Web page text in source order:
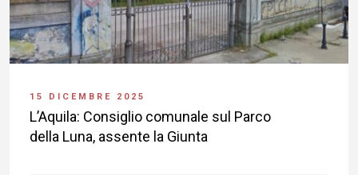
15 DICEMBRE 2025
L’Aquila: Consiglio comunale sul Parco
della Luna, assente la Giunta